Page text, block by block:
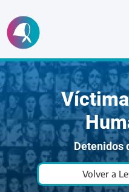
Ir
al
contenido
Detenidos
Volver a